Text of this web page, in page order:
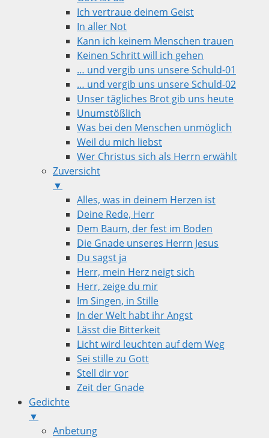
Ich vertraue deinem Geist
In aller Not
Kann ich keinem Menschen trauen
Keinen Schritt will ich gehen
… und vergib uns unsere Schuld-01
… und vergib uns unsere Schuld-02
Unser tägliches Brot gib uns heute
Unumstößlich
Was bei den Menschen unmöglich
Weil du mich liebst
Wer Christus sich als Herrn erwählt
Zuversicht
▼
Alles, was in deinem Herzen ist
Deine Rede, Herr
Dem Baum, der fest im Boden
Die Gnade unseres Herrn Jesus
Du sagst ja
Herr, mein Herz neigt sich
Herr, zeige du mir
Im Singen, in Stille
In der Welt habt ihr Angst
Lässt die Bitterkeit
Licht wird leuchten auf dem Weg
Sei stille zu Gott
Stell dir vor
Zeit der Gnade
Gedichte
▼
Anbetung